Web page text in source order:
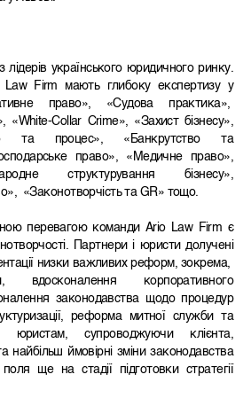
українського юридичного ринку.
Firm мають глибоку експертизу у
право», «Судова практика»,
«White-Collar Crime», «Захист бізнесу»,
та процес», «Банкрутство та
право», «Медичне право»,
структурування бізнесу»,
«Законотворчість та GR» тощо.
перевагою команди Ario Law Firm є
Партнери і юристи долучені
низки важливих реформ, зокрема,
вдосконалення корпоративного
законодавства щодо процедур
реформа митної служби та
супроводжуючи клієнта,
найбільш ймовірні зміни законодавства
ще на стадії підготовки стратегії